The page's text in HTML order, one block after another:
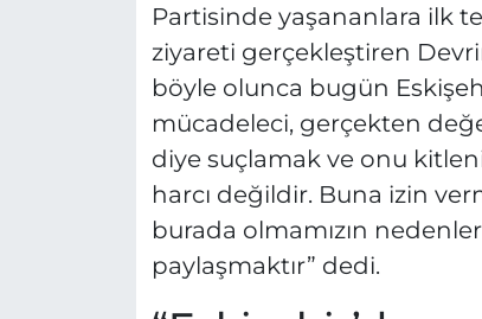
Partisinde yaşananlara ilk
ziyareti gerçekleştiren
böyle olunca bugün
mücadeleci, gerçekten
diye suçlamak ve onu
harcı değildir. Buna izin
burada olmamızın
paylaşmaktır” dedi.